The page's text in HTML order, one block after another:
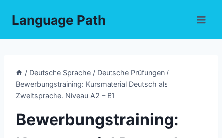
Language Path
/ Deutsche Sprache / Deutsche Prüfungen /
Bewerbungstraining: Kursmaterial Deutsch als
Zweitsprache. Niveau A2 – B1
Bewerbungstraining: